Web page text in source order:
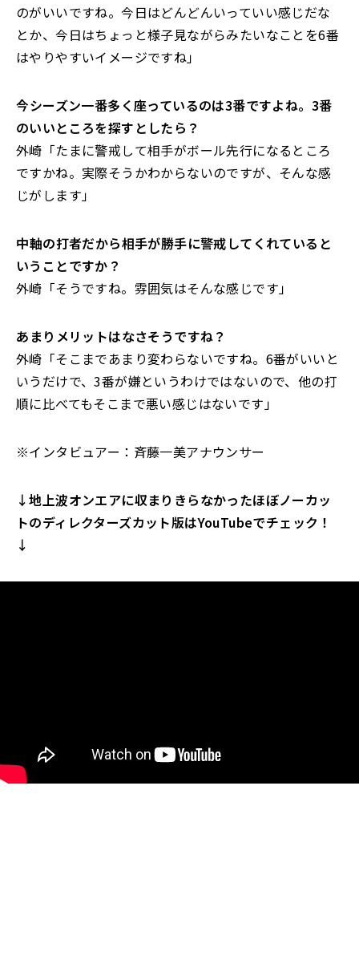
のがいいですね。今日はどんどんいっていい感じだな
とか、今日はちょっと様子見ながらみたいなことを6番
はやりやすいイメージですね」
――今シーズン一番多く座っているのは3番ですよね。3番
のいいところを探すとしたら？
外崎「たまに警戒して相手がボール先行になるところ
ですかね。実際そうかわからないのですが、そんな感
じがします」
――中軸の打者だから相手が勝手に警戒してくれていると
いうことですか？
外崎「そうですね。雰囲気はそんな感じです」
――あまりメリットはなさそうですね？
外崎「そこまであまり変わらないですね。6番がいいと
いうだけで、3番が嫌というわけではないので、他の打
順に比べてもそこまで悪い感じはないです」
※インタビュアー：斉藤一美アナウンサー
↓地上波オンエアに収まりきらなかったほぼノーカッ
トのディレクターズカット版はYouTubeでチェック！
↓